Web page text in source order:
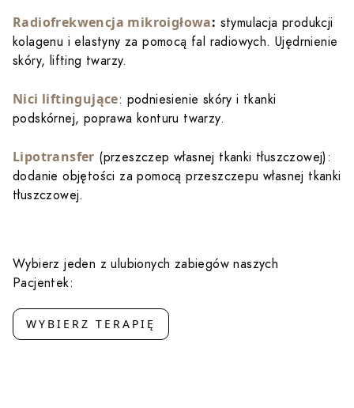
Radiofrekwencja mikroigłowa: stymulacja produkcji
kolagenu i elastyny za pomocą fal radiowych. Ujędrnienie
skóry, lifting twarzy.
Nici liftingujące: podniesienie skóry i tkanki
podskórnej, poprawa konturu twarzy.
Lipotransfer (przeszczep własnej tkanki tłuszczowej):
dodanie objętości za pomocą przeszczepu własnej tkanki
tłuszczowej.
Wybierz jeden z ulubionych zabiegów naszych
Pacjentek:
WYBIERZ TERAPIĘ